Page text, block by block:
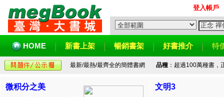
登入帳戶
HOME 新書上架 暢銷書架 好書推介 特
最新/最熱/最齊全的簡體書網 品種：超過100萬種書，
微积分之美 文明3